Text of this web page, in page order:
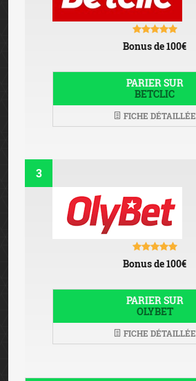
Bonus de 100€
PARIER SUR
BETCLIC
FICHE DÉTAILLÉE
3
Bonus de 100€
PARIER SUR
OLYBET
FICHE DÉTAILLÉE